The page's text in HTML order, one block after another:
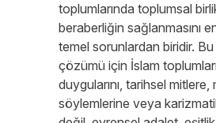
toplumlarında toplumsal
beraberliğin sağlanmasını
temel sorunlardan biridir.
çözümü için İslam
duygularını, tarihsel mitlere,
söylemlerine veya